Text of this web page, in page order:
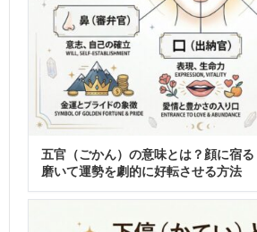
五官（ごかん）の意味とは？顔に宿
磨いて運勢を劇的に好転させる方法